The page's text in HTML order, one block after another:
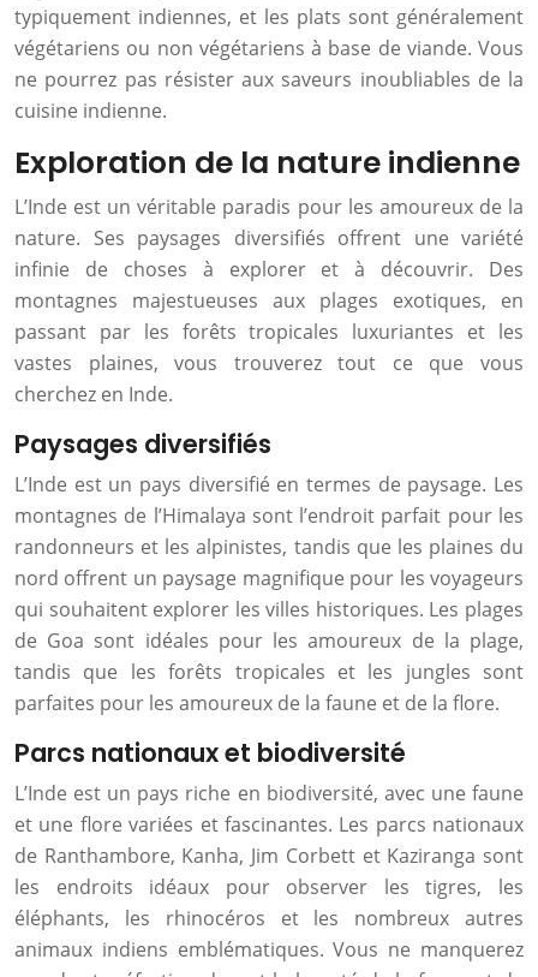
typiquement indiennes, et les plats sont généralement
végétariens ou non végétariens à base de viande. Vous
ne pourrez pas résister aux saveurs inoubliables de la
cuisine indienne.
Exploration de la nature indienne
L’Inde est un véritable paradis pour les amoureux de la
nature. Ses paysages diversifiés offrent une variété
infinie de choses à explorer et à découvrir. Des
montagnes majestueuses aux plages exotiques, en
passant par les forêts tropicales luxuriantes et les
vastes plaines, vous trouverez tout ce que vous
cherchez en Inde.
Paysages diversifiés
L’Inde est un pays diversifié en termes de paysage. Les
montagnes de l’Himalaya sont l’endroit parfait pour les
randonneurs et les alpinistes, tandis que les plaines du
nord offrent un paysage magnifique pour les voyageurs
qui souhaitent explorer les villes historiques. Les plages
de Goa sont idéales pour les amoureux de la plage,
tandis que les forêts tropicales et les jungles sont
parfaites pour les amoureux de la faune et de la flore.
Parcs nationaux et biodiversité
L’Inde est un pays riche en biodiversité, avec une faune
et une flore variées et fascinantes. Les parcs nationaux
de Ranthambore, Kanha, Jim Corbett et Kaziranga sont
les endroits idéaux pour observer les tigres, les
éléphants, les rhinocéros et les nombreux autres
animaux indiens emblématiques. Vous ne manquerez